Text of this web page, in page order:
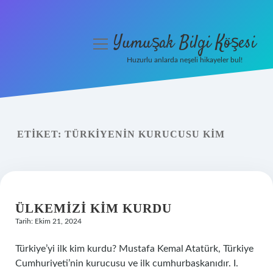
Yasal Uyarı
menüyüYumuşak Bilgi Köşesi
Huzurlu anlarda neşeli hikayeler bul!
ETIKET: TÜRKIYENIN KURUCUSU KIM
ÜLKEMIZI KIM KURDU
Tarih: Ekim 21, 2024
Türkiye’yi ilk kim kurdu? Mustafa Kemal Atatürk, Türkiye
Cumhuriyeti’nin kurucusu ve ilk cumhurbaşkanıdır. I.